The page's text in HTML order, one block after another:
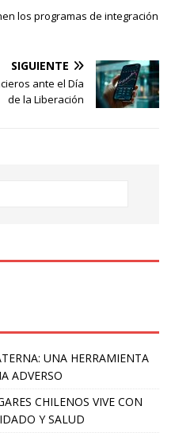
los programas de integración
SIGUIENTE
ante el Día
de la Liberación
UNA HERRAMIENTA
ADVERSO
CHILENOS VIVE CON
Y SALUD